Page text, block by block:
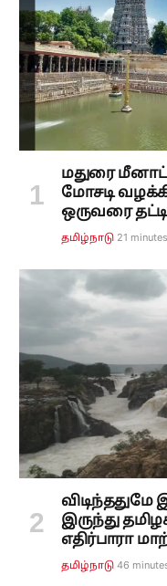
மதுரை
மோசடி
ஒருவரை
தமிழ்நாடு 22
விடிந்ததுமே
இருந்து
எதிர்பாரா
தமிழ்நாடு 46